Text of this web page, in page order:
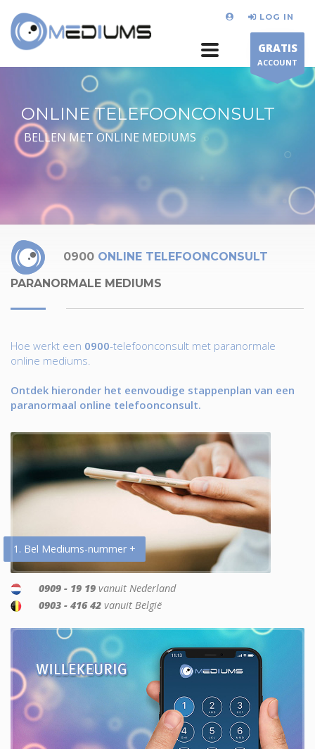
LOG IN
GRATIS
ACCOUNT
ONLINE TELEFOONCONSULT
BELLEN MET ONLINE MEDIUMS
0900 ONLINE TELEFOONCONSULT
PARANORMALE MEDIUMS
Hoe werkt een 0900-telefoonconsult met paranormale
online mediums.
Ontdek hieronder het eenvoudige stappenplan van een
paranormaal online telefoonconsult.
1. Bel Mediums-nummer +
0909 - 19 19 vanuit Nederland
0903 - 416 42 vanuit België